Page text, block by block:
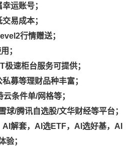
运账号；
易成本；
行情赠送；
；
速柜台服务可提供；
募等理财品种丰富；
条件单/网格等；
球/腾讯自选股/文华财经等平台；
解套，AI选ETF，AI选好基，AI
验；